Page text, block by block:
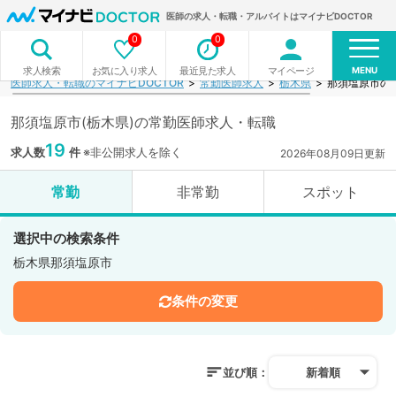
医師の求人・転職・アルバイトはマイナビDOCTOR
求人検索 お気に入り求人
0
最近見た求人
0
マイページ MENU
医師求人・転職のマイナビDOCTOR 常勤医師求人 栃木県 那須塩原市の
那須塩原市(栃木県)の常勤医師求人・転職
求人数19 件※非公開求人を除く 2026年08月09日更新
常勤 非常勤 スポット
選択中の検索条件
栃木県那須塩原市
条件の変更
並び順： 新着順